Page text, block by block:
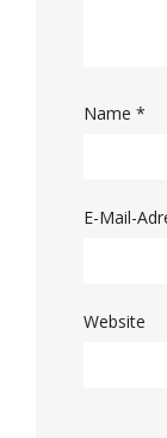
Name *
E-Mail-
Website